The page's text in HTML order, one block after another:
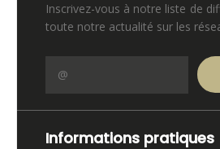
Inscrivez-vous à notre liste de
toute notre actualité sur les
Informations pratiques